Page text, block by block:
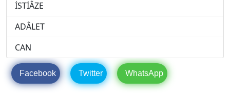
İSTİÂZE
ADÂLET
CAN
Facebook Twitter WhatsApp